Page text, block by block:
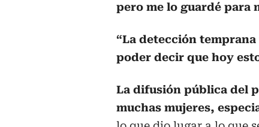
pero me lo guardé para
“La detección
poder decir que hoy
La difusión pública del
muchas mujeres,